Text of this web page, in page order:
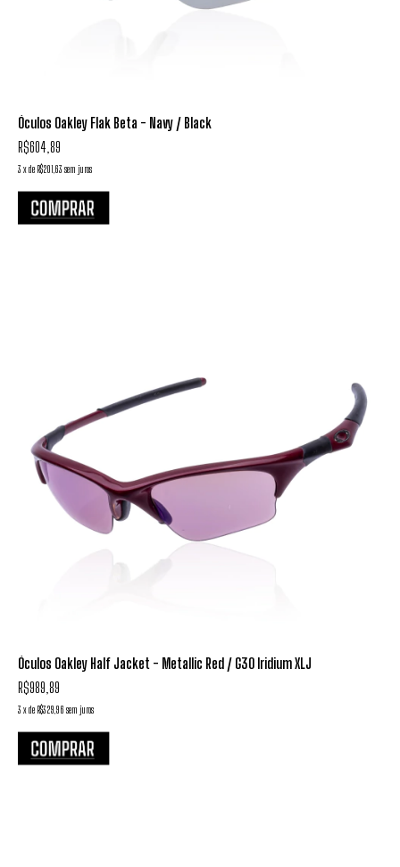
Óculos Oakley Flak Beta - Navy / Black
R$604,89
3 xde R$201,63 sem juros
Óculos Oakley Half Jacket - Metallic Red / G30 Iridium XLJ
R$989,89
3 xde R$329,96 sem juros